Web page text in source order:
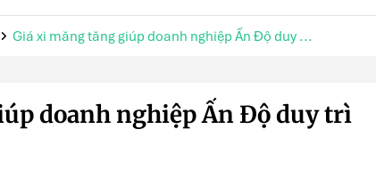
Giá xi măng tăng giúp doanh nghiệp Ấn Độ duy ...
doanh nghiệp Ấn Độ duy trì